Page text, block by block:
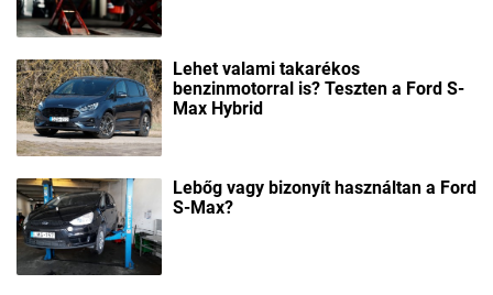
Lehet valami takarékos
benzinmotorral is? Teszten a Ford S-
Max Hybrid
Lebőg vagy bizonyít használtan a Ford
S-Max?